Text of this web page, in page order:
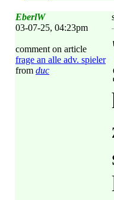
EberlW
03-07-25, 04:23pm
comment on article
frage an alle adv. spieler
from duc